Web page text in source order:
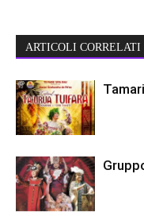
ARTICOLI CORRELATI